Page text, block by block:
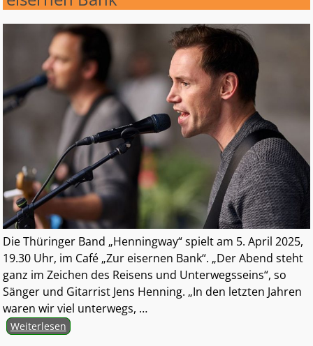
Die Thüringer Band „Henningway“ spielt am 5. April 2025,
19.30 Uhr, im Café „Zur eisernen Bank“. „Der Abend steht
ganz im Zeichen des Reisens und Unterwegsseins“, so
Sänger und Gitarrist Jens Henning. „In den letzten Jahren
waren wir viel unterwegs, …
Weiterlesen